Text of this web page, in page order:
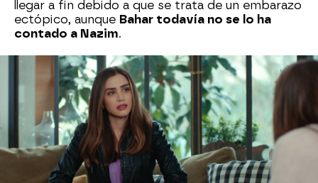
llegar a fin debido a que se trata de un embarazo
ectópico, aunque Bahar todavía no se lo ha
contado a Nazim.
Todos son malas noticias cuando alguien llama a
su puerta.Se trata de Azray es una joven a la
que ya conoció someramente en el funeral de su
madre. Azra tiene algo importante que contarle
y, ahora que ya ha pasado algún tiempo desde la
muerte de Zoulya, ha considerado oportuno
decirlo.Asegura que es su hermana.Bahar no da
crédito a lo que escucha.